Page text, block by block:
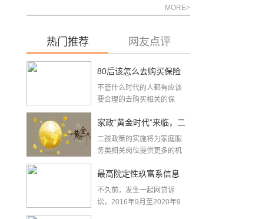
MORE>
热门推荐 网友点评
80后该怎么去购买保险
不管什么时代的人都有应该
要合理的去购买相关的保
家政“黄金时代”来临，二
孩政策引爆家政服务
二孩政策的实施将为家庭服
务类相关岗位提供更多的机
最高院定性玖富系信息
中介服务机构 出借人追
不久前，发生一起网贷诉
讼，2016年9月至2020年9